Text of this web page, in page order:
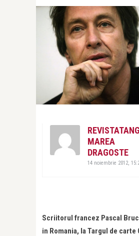
MAREA
DRAGOSTE
14 noiembrie 2012,
Scriitorul francez Pascal
in Romania, la Targul de carte